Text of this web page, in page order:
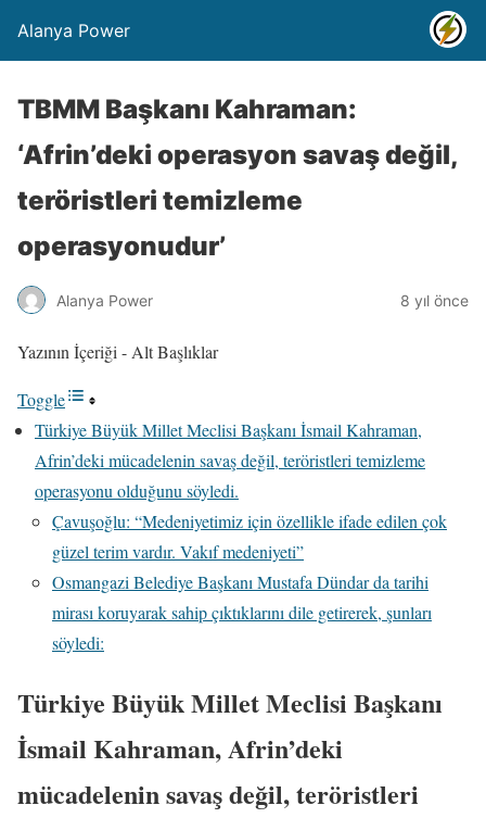
Alanya Power
TBMM Başkanı Kahraman:
‘Afrin’deki operasyon savaş değil,
teröristleri temizleme
operasyonudur’
Alanya Power 8 yıl önce
Yazının İçeriği - Alt Başlıklar
Toggle
Türkiye Büyük Millet Meclisi Başkanı İsmail Kahraman,
Afrin’deki mücadelenin savaş değil, teröristleri temizleme
operasyonu olduğunu söyledi.
Çavuşoğlu: “Medeniyetimiz için özellikle ifade edilen çok
güzel terim vardır. Vakıf medeniyeti”
Osmangazi Belediye Başkanı Mustafa Dündar da tarihi
mirası koruyarak sahip çıktıklarını dile getirerek, şunları
söyledi:
Türkiye Büyük Millet Meclisi Başkanı
İsmail Kahraman, Afrin’deki
mücadelenin savaş değil, teröristleri